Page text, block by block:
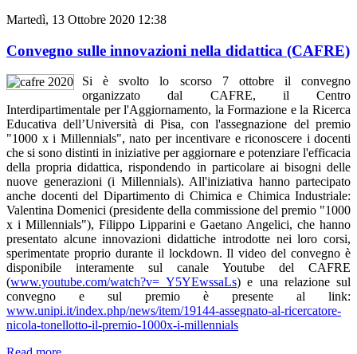
Martedì, 13 Ottobre 2020 12:38
Convegno sulle innovazioni nella didattica (CAFRE)
Si è svolto lo scorso 7 ottobre il convegno
organizzato dal CAFRE, il Centro
Interdipartimentale per l'Aggiornamento, la Formazione e la Ricerca
Educativa dell’Università di Pisa, con l'assegnazione del premio
"1000 x i Millennials", nato per incentivare e riconoscere i docenti
che si sono distinti in iniziative per aggiornare e potenziare l'efficacia
della propria didattica, rispondendo in particolare ai bisogni delle
nuove generazioni (i Millennials). All'iniziativa hanno partecipato
anche docenti del Dipartimento di Chimica e Chimica Industriale:
Valentina Domenici (presidente della commissione del premio "1000
x i Millennials"), Filippo Lipparini e Gaetano Angelici, che hanno
presentato alcune innovazioni didattiche introdotte nei loro corsi,
sperimentate proprio durante il lockdown. Il video del convegno è
disponibile interamente sul canale Youtube del CAFRE
(www.youtube.com/watch?v=_Y5YEwssaLs) e una relazione sul
convegno e sul premio è presente al link:
www.unipi.it/index.php/news/item/19144-assegnato-al-ricercatore-
nicola-tonellotto-il-premio-1000x-i-millennials